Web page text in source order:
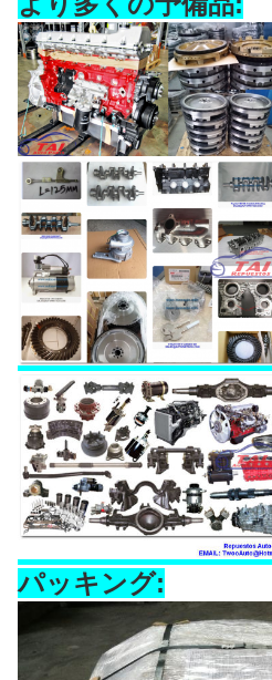
パッキング: